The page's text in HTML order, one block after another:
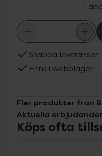
I
Snabba leveranser
Finns i webblager
Fler produkter från
Aktuella
Köps ofta